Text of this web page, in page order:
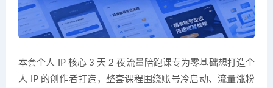
本套个人 IP 核心 3 天 2 夜流量陪跑课专为零基础想打造个
人 IP 的创作者打造，整套课程围绕账号冷启动、流量涨粉